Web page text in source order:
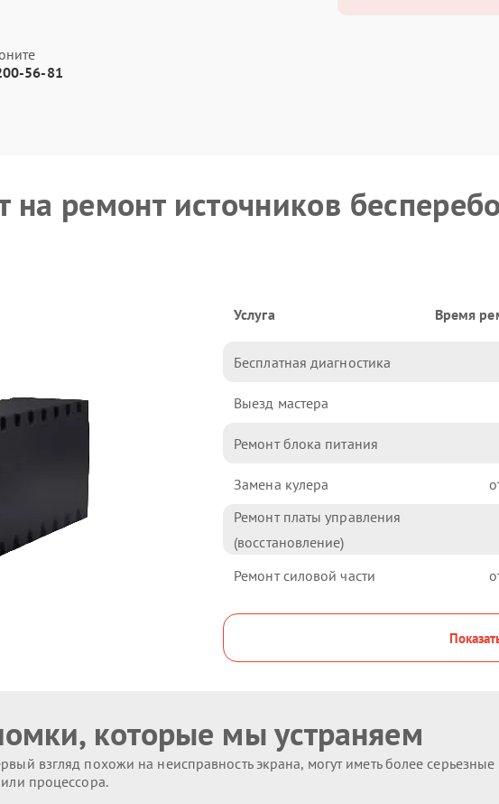
56-81
на ремонт источников
Услуга Время
Бесплатная диагностика
Выезд мастера
Ремонт блока питания
Замена кулера
Ремонт платы управления
(восстановление)
Ремонт силовой части
которые мы устраняем
взгляд похожи на неисправность экрана, могут иметь более
процессора.